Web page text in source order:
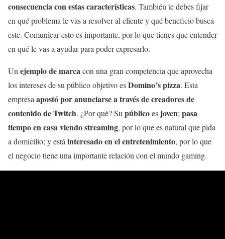
consecuencia con estas características. También te debes fijar
en qué problema le vas a resolver al cliente y qué beneficio busca
este. Comunicar esto es importante, por lo que tienes que entender
en qué le vas a ayudar para poder expresarlo.
Unejemplo de marcacon una gran competencia que aprovecha
los intereses de su público objetivo esDomino’s pizza. Esta
empresaapostó por anunciarse a través de creadores de
contenido de Twitch. ¿Por qué? Supúblicoes joven;pasa
tiempo en casa viendo streaming, por lo que es natural que pida
a domicilio; y estáinteresado en el entretenimiento, por lo que
el negocio tiene una importante relación con el mundo gaming.